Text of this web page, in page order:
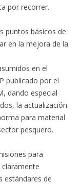
por recorrer.
puntos básicos de
en la mejora de la
en el
publicado por el
dando especial
la actualización
para material
pesquero.
para
estándares de